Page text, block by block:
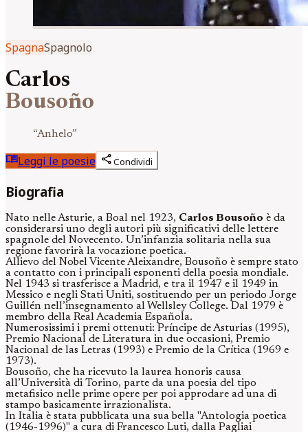
SpagnaSpagnolo
Carlos
Bousoño
“Anhelo”
menu_bookLeggi le poesie shareCondividi
Biografia
Nato nelle Asturie, a Boal nel 1923, Carlos Bousoño è da
considerarsi uno degli autori più significativi delle lettere
spagnole del Novecento. Un’infanzia solitaria nella sua
regione favorirà la vocazione poetica.
Allievo del Nobel Vicente Aleixandre, Bousoño è sempre stato
a contatto con i principali esponenti della poesia mondiale.
Nel 1943 si trasferisce a Madrid, e tra il 1947 e il 1949 in
Messico e negli Stati Uniti, sostituendo per un periodo Jorge
Guillén nell’insegnamento al Wellsley College. Dal 1979 è
membro della Real Academia Española.
Numerosissimi i premi ottenuti: Príncipe de Asturias (1995),
Premio Nacional de Literatura in due occasioni, Premio
Nacional de las Letras (1993) e Premio de la Crítica (1969 e
1973).
Bousoño, che ha ricevuto la laurea honoris causa
all’Università di Torino, parte da una poesia del tipo
metafisico nelle prime opere per poi approdare ad una di
stampo basicamente irrazionalista.
In Italia è stata pubblicata una sua bella "Antologia poetica
(1946-1996)" a cura di Francesco Luti, dalla Pagliai